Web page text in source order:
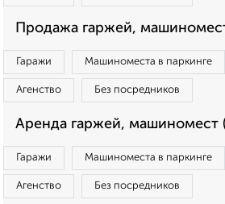
Продажа гаржей,
Гаражи Машиноместа в паркинге
Агенство Без посредников
Аренда гаржей, машиномест
Гаражи Машиноместа в паркинге
Агенство Без посредников